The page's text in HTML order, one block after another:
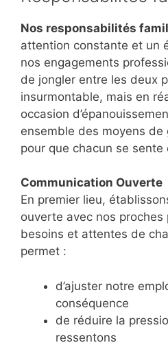
Nos responsabilités
attention constante et un
nos engagements
de jongler entre les deux
insurmontable, mais en
occasion
ensemble des moyens de
pour que chacun se
Communication Ouverte
En premier lieu,
ouverte avec nos proches
besoins et attentes de
permet :
d’ajuster notre
conséquence
de réduire la
ressentons